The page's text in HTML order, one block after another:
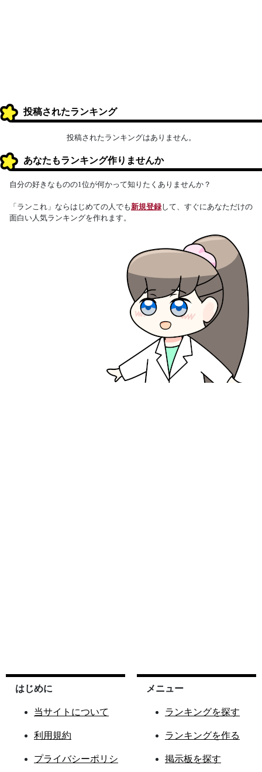
投稿されたランキング
投稿されたランキングはありません。
あなたもランキング作りませんか
自分の好きなものの1位が何かって知りたくありませんか？
「ランこれ」ならはじめての人でも新規登録して、すぐにあなただけの
面白い人気ランキングを作れます。
はじめに
当サイトについて
利用規約
プライバシーポリシ
メニュー
ランキングを探す
ランキングを作る
掲示板を探す